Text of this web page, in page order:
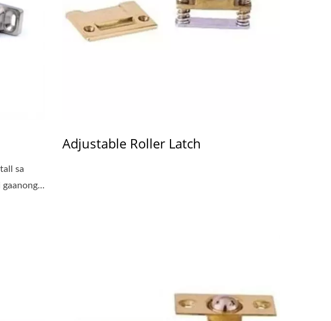
sa
Adjustable Roller Latch